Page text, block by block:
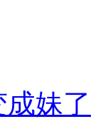
妹了